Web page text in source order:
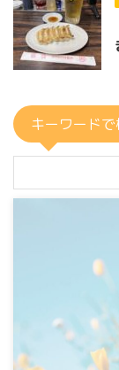
キーワードで